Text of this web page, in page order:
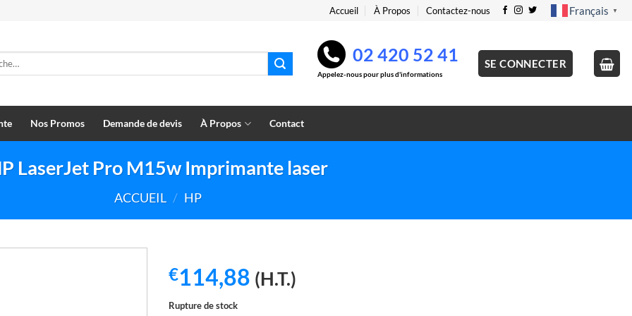
Accueil À Propos Contactez-nous Français ▼
02 420 52 41
Appelez-nous pour plus d'informations
SE CONNECTER
Nos Promos Demande de devis À Propos Contact
LaserJet Pro M15w Imprimante laser
ACCUEIL / HP
€114,88 (H.T.)
Rupture de stock